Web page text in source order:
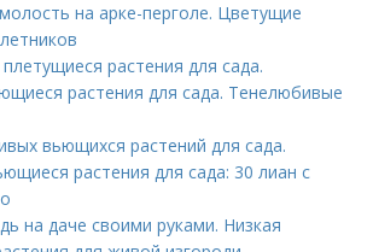
на арке-перголе. Цветущие
растения для сада.
растения для сада. Тенелюбивые
вьющихся растений для сада.
растения для сада: 30 лиан с
на даче своими руками. Низкая